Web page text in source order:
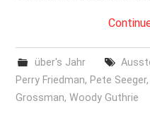
über's Jahr
Perry Friedman, Pete Seeger,
Grossman,Woody Guthrie